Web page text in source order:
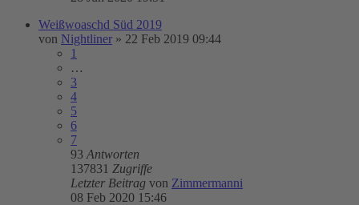
Weißwoaschd Süd 2019
von Nightliner » 22 Feb 2019 09:44
1
…
3
4
5
6
7
93 Antworten
137831 Zugriffe
Letzter Beitrag von Zimmermanni
08 Feb 2020 15:46